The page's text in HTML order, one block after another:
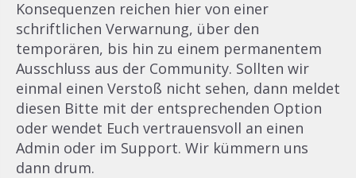
Konsequenzen reichen hier von einer
schriftlichen Verwarnung, über den
temporären, bis hin zu einem permanentem
Ausschluss aus der Community. Sollten wir
einmal einen Verstoß nicht sehen, dann meldet
diesen Bitte mit der entsprechenden Option
oder wendet Euch vertrauensvoll an einen
Admin oder im Support. Wir kümmern uns
dann drum.